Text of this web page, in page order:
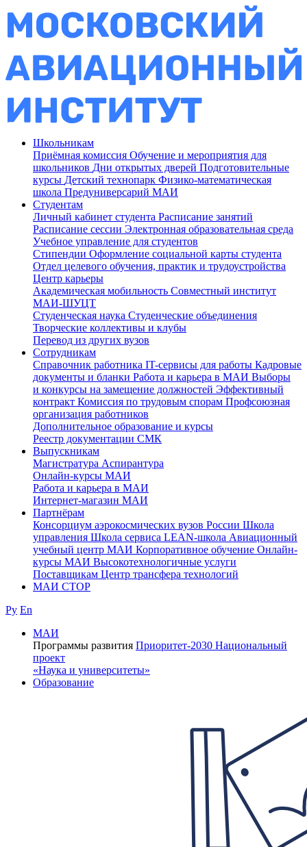
Школьникам
Приёмная комиссия Обучение и мероприятия для
школьников Дни открытых дверей Подготовительные
курсы Детский технопарк Физико-математическая
школа Предуниверсарий МАИ
Студентам
Личный кабинет студента Расписание занятий
Расписание сессии Электронная образовательная среда
Учебное управление для студентов
Стипендии Оформление социальной карты студента
Отдел целевого обучения, практик и трудоустройства
Центр карьеры
Академическая мобильность Совместный институт
МАИ-ШУЦТ
Студенческая наука Студенческие объединения
Творческие коллективы и клубы
Перевод из других вузов
Сотрудникам
Cправочник работника IT-сервисы для работы Кадровые
документы и бланки Работа и карьера в МАИ Выборы
и конкурсы на замещение должностей Эффективный
контракт Комиссия по трудовым спорам Профсоюзная
организация работников
Дополнительное образование и курсы
Реестр документации СМК
Выпускникам
Магистратура Аспирантура
Онлайн-курсы МАИ
Работа и карьера в МАИ
Интернет-магазин МАИ
Партнёрам
Консорциум аэрокосмических вузов России Школа
управления Школа сервиса LEAN-школа Авиационный
учебный центр МАИ Корпоративное обучение Онлайн-
курсы МАИ Высокотехнологичные услуги
Поставщикам Центр трансфера технологий
МАИ СТОР
Ру En
МАИ
Программы развития Приоритет-2030 Национальный
проект
«Наука и университеты»
Образование